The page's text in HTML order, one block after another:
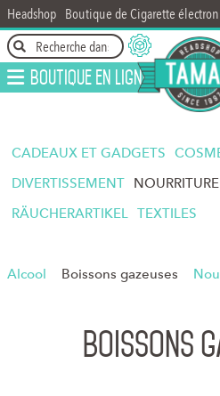
Headshop Boutique de Cigarette
Boutique en ligne
CADEAUX ET GADGETS
DIVERTISSEMENT
NOURRITURE
RÄUCHERARTIKEL TEXTILES
Alcool Boissons gazeuses
Boissons